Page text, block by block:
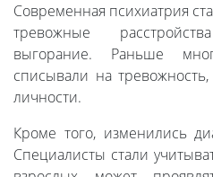
Современная психиатрия
тревожные
выгорание. Раньше
списывали на
личности.
Кроме того, изменились
Специалисты стали